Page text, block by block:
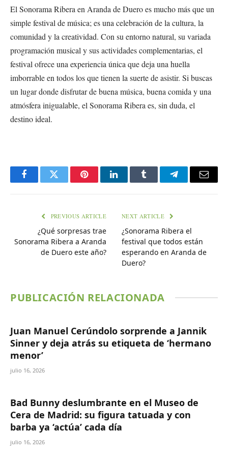
El Sonorama Ribera en Aranda de Duero es mucho más que un
simple festival de música; es una celebración de la cultura, la
comunidad y la creatividad. Con su entorno natural, su variada
programación musical y sus actividades complementarias, el
festival ofrece una experiencia única que deja una huella
imborrable en todos los que tienen la suerte de asistir. Si buscas
un lugar donde disfrutar de buena música, buena comida y una
atmósfera inigualable, el Sonorama Ribera es, sin duda, el
destino ideal.
FacebookTwitter PinterestLinkedInTumblr TelegramEmail
PREVIOUS ARTICLE
¿Qué sorpresas trae
Sonorama Ribera a Aranda
de Duero este año?
NEXT ARTICLE
¿Sonorama Ribera el
festival que todos están
esperando en Aranda de
Duero?
PUBLICACIÓN RELACIONADA
Juan Manuel Cerúndolo sorprende a Jannik
Sinner y deja atrás su etiqueta de ‘hermano
menor’
julio 16, 2026
Bad Bunny deslumbrante en el Museo de
Cera de Madrid: su figura tatuada y con
barba ya ‘actúa’ cada día
julio 16, 2026